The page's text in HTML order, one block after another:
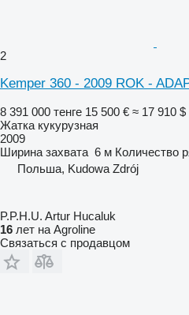
2
Kemper 360 - 2009 ROK -
8 391 000 тенге 15 500 € ≈ 17 910 $
Жатка кукурузная
2009
Ширина захвата 6 м Количество
Польша, Kudowa Zdrój
P.P.H.U. Artur Hucaluk
16 лет на Agroline
Связаться с продавцом